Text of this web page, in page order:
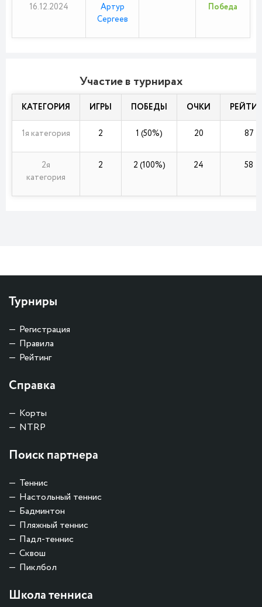
16.12.2024
Артур
Сергеев
Победа
Участие в турнирах
КАТЕГОРИЯ ИГРЫ ПОБЕДЫ ОЧКИ
1я категория 2 1 (50%) 20 87
2я
категория
2 2 (100%) 24 58
Турниры
Регистрация
Правила
Рейтинг
Справка
Корты
NTRP
Поиск партнера
Теннис
Настольный теннис
Бадминтон
Пляжный теннис
Падл-теннис
Сквош
Пиклбол
Школа тенниса